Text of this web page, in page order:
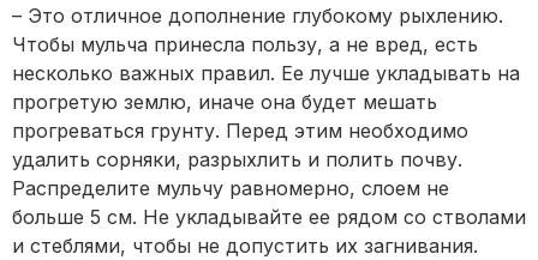
– Это отличное дополнение глубокому рыхлению.
Чтобы мульча принесла пользу, а не вред, есть
несколько важных правил. Ее лучше укладывать на
прогретую землю, иначе она будет мешать
прогреваться грунту. Перед этим необходимо
удалить сорняки, разрыхлить и полить почву.
Распределите мульчу равномерно, слоем не
больше 5 см. Не укладывайте ее рядом со стволами
и стеблями, чтобы не допустить их загнивания.